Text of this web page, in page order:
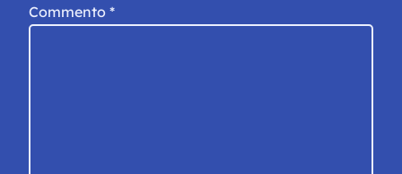
Commento *